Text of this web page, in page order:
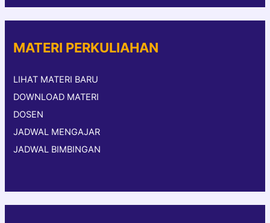
MATERI PERKULIAHAN
LIHAT MATERI BARU
DOWNLOAD MATERI
DOSEN
JADWAL MENGAJAR
JADWAL BIMBINGAN